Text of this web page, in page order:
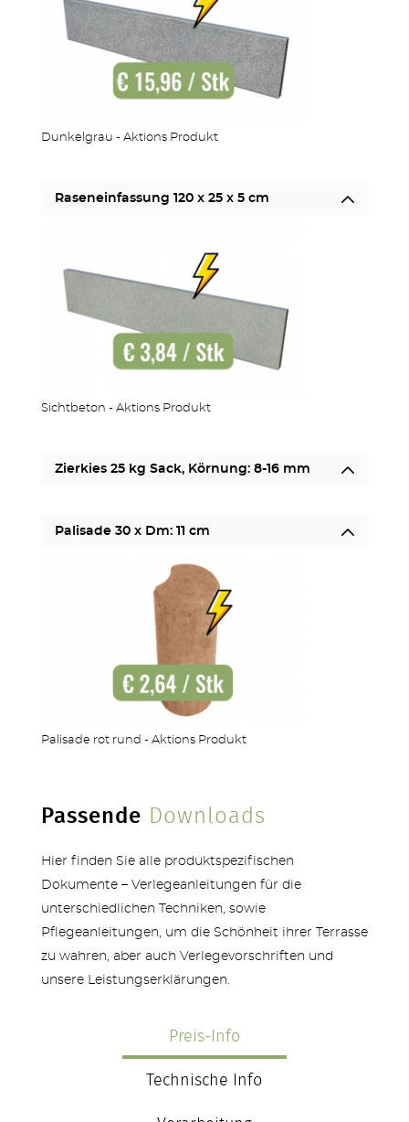
ZÄUNE
Dunkelgrau - Aktions Produkt
Raseneinfassung 120 x 25 x 5 cm
Sichtbeton - Aktions Produkt
Zierkies 25 kg Sack, Körnung: 8-16 mm
Palisade 30 x Dm: 11 cm
Palisade rot rund - Aktions Produkt
Passende Downloads
Hier finden Sie alle produktspezifischen
Dokumente – Verlegeanleitungen für die
unterschiedlichen Techniken, sowie
Pflegeanleitungen, um die Schönheit ihrer Terrasse
zu wahren, aber auch Verlegevorschriften und
unsere Leistungserklärungen.
Preis-Info
Technische Info